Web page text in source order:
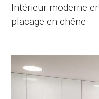
Intérieur moderne
placage en chêne